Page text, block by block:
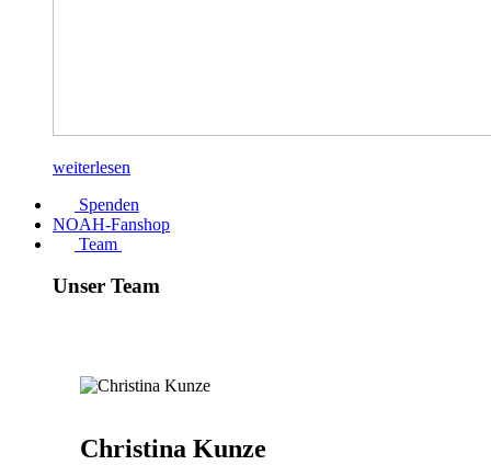
weiterlesen
Spenden
NOAH-Fanshop
Team
Unser Team
Christina Kunze